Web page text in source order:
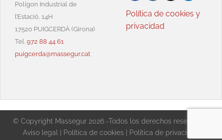
Polígon Industrial de
l’Estació, 14H
17520 PUIGCERDÀ (Girona)
Tel. 972 88 44 61
puigcerda@massegur.cat
Política de cookies y
privacidad
© Copyright Massegur 2026 -Todos los derechos reservados
Aviso legal | Política de cookies | Política de privacidad